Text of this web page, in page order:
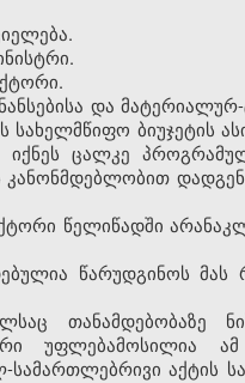
და
ბიუჯეტის
იქნეს ცალკე
წელიწადში
წარუდგინოს მას
თანამდებობაზე
უფლებამოსილია
აქტის